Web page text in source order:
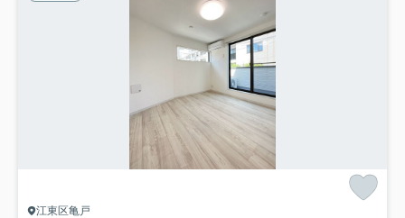
江東区亀戸